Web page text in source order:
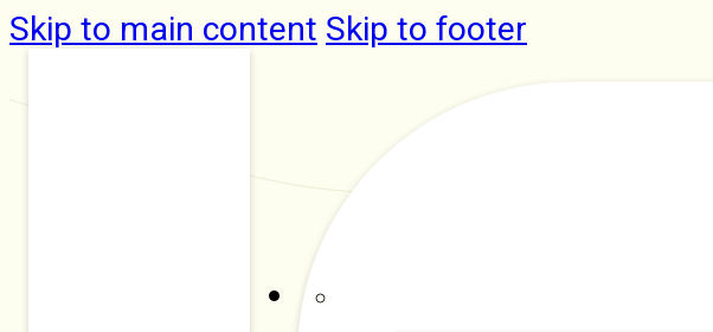
Skip to main content Skip to footer